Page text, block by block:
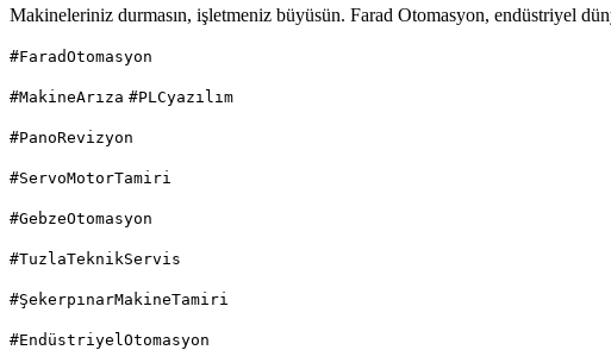
Makineleriniz durmasın, işletmeniz büyüsün. Farad Otomasyon, endüstriyel
#FaradOtomasyon
#MakineArıza #PLCyazılım
#PanoRevizyon
#ServoMotorTamiri
#GebzeOtomasyon
#TuzlaTeknikServis
#ŞekerpınarMakineTamiri
#EndüstriyelOtomasyon